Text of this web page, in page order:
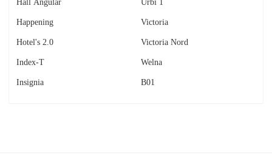
Hall Angular
Happening
Hotel's 2.0
Index-T
Insignia
Urbi 1
Victoria
Victoria Nord
Welna
В01